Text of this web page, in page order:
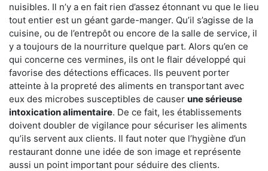
nuisibles. Il n’y a en fait rien d’assez étonnant vu que le lieu
tout entier est un géant garde-manger. Qu’il s’agisse de la
cuisine, ou de l’entrepôt ou encore de la salle de service, il
y a toujours de la nourriture quelque part. Alors qu’en ce
qui concerne ces vermines, ils ont le flair développé qui
favorise des détections efficaces. Ils peuvent porter
atteinte à la propreté des aliments en transportant avec
eux des microbes susceptibles de causer une sérieuse
intoxication alimentaire. De ce fait, les établissements
doivent doubler de vigilance pour sécuriser les aliments
qu’ils servent aux clients. Il faut noter que l’hygiène d’un
restaurant donne une idée de son image et représente
aussi un point important pour séduire des clients.